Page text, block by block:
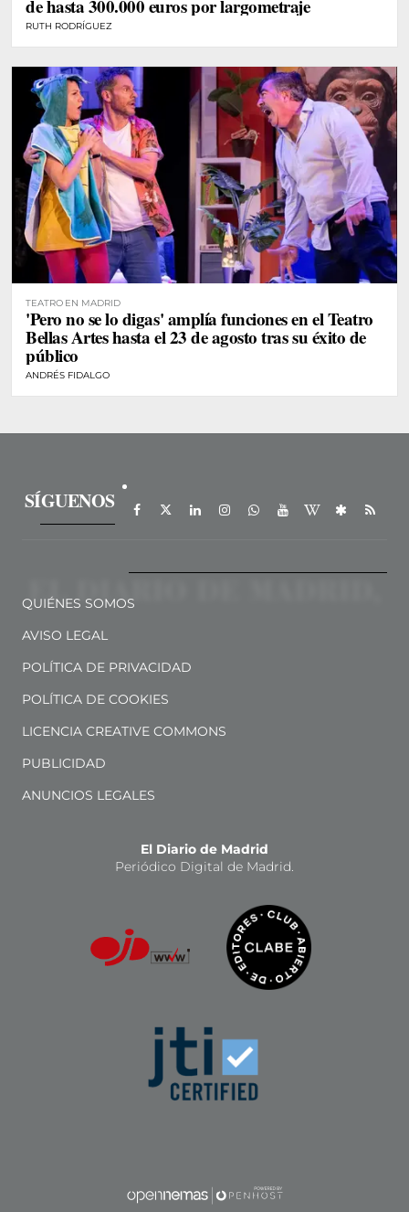
de hasta 300.000 euros por largometraje
RUTH RODRÍGUEZ
TEATRO EN MADRID
'Pero no se lo digas' amplía funciones en el Teatro
Bellas Artes hasta el 23 de agosto tras su éxito de
público
ANDRÉS FIDALGO
SÍGUENOS
QUIÉNES SOMOS
AVISO LEGAL
POLÍTICA DE PRIVACIDAD
POLÍTICA DE COOKIES
LICENCIA CREATIVE COMMONS
PUBLICIDAD
ANUNCIOS LEGALES
El Diario de Madrid
Periódico Digital de Madrid.